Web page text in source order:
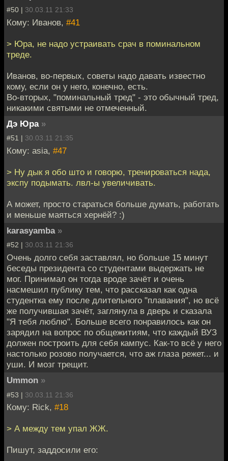
#50 | 30.03.11 21:33
Кому: Иванов, #41
> Юра, не надо устраивать срач в поминальном
треде.
Иванов, во-первых, советы надо давать известно
кому, если он у него, конечно, есть.
Во-вторых, "поминальный тред" - это обычный тред,
никакими святыми не отмеченный.
Дэ Юра »
#51 | 30.03.11 21:35
Кому: asia, #47
> Ну дык я обо што и говорю, тренироваться нада,
экспу подымать. лвл-ы увеличивать.
А может, просто стараться больше думать, работать
и меньше маяться хернёй? :)
karasyamba »
#52 | 30.03.11 21:36
Очень долго себя заставлял, но больше 15 минут
беседы президента со студентами выдержать не
мог. Принимал он тогда вроде зачёт и очень
насмешил публику тем, что рассказал как одна
студентка ему после длительного "плавания", но всё
же получившая зачёт, заглянула в дверь и сказала
"Я тебя люблю". Больше всего понравилось как он
зарядил на вопрос по общежитиям, что каждый ВУЗ
должен построить для себя кампус. Как-то всё у него
настолько розово получается, что аж глаза режет... и
уши. И мозг трещит.
Ummon »
#53 | 30.03.11 21:36
Кому: Riсk, #18
> А между тем упал ЖЖ.
Пишут, заддосили его: